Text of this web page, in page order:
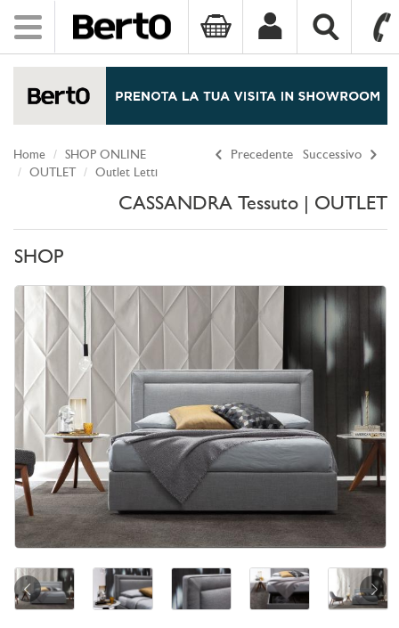
Toggle
navigation
Precedente Successivo
Home
SHOP ONLINE
OUTLET
Outlet Letti
CASSANDRA Tessuto | OUTLET
SHOP